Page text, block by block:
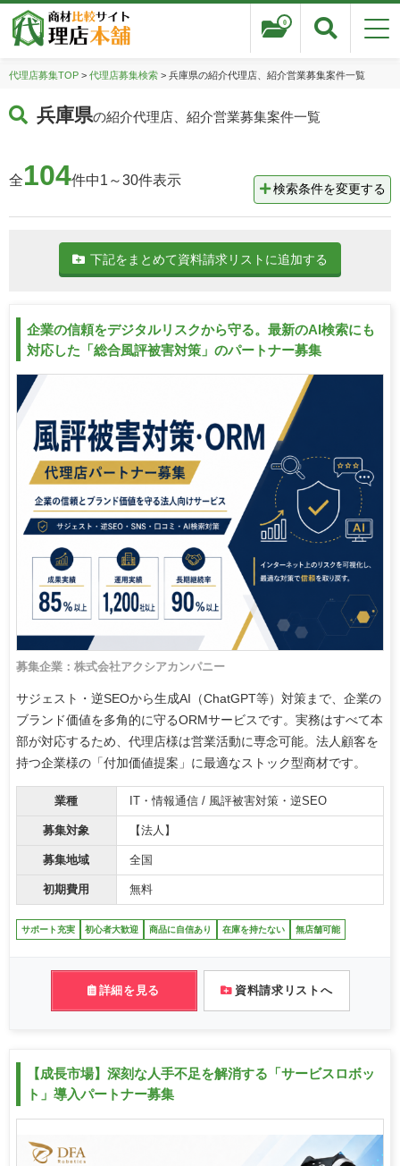
0
代理店募集TOP> 代理店募集検索> 兵庫県の紹介代理店、紹介営業募集案件一覧
兵庫県の紹介代理店、紹介営業募集案件一覧
全104件中1～30件表示
検索条件を変更する
下記をまとめて資料請求リストに追加する
企業の信頼をデジタルリスクから守る。最新のAI検索にも
対応した「総合風評被害対策」のパートナー募集
募集企業：株式会社アクシアカンパニー
サジェスト・逆SEOから生成AI（ChatGPT等）対策まで、企業の
ブランド価値を多角的に守るORMサービスです。実務はすべて本
部が対応するため、代理店様は営業活動に専念可能。法人顧客を
持つ企業様の「付加価値提案」に最適なストック型商材です。
業種 IT・情報通信 / 風評被害対策・逆SEO
募集対象 【法人】
募集地域 全国
初期費用 無料
サポート充実 初心者大歓迎 商品に自信あり 在庫を持たない 無店舗可能
詳細を見る 資料請求リストへ
【成長市場】深刻な人手不足を解消する「サービスロボッ
ト」導入パートナー募集